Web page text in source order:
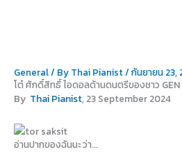
General/ By Thai Pianist/กันยายน 23,
โต๋ ศักดิ์สิทธิ์ ไอดอลด้านดนตรีของชาว GEN
By Thai Pianist, 23 September 2024
อ่านปากของฉันนะ ว่า...